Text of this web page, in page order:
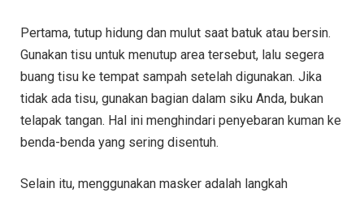
Pertama, tutup hidung dan mulut saat batuk atau bersin.
Gunakan tisu untuk menutup area tersebut, lalu segera
buang tisu ke tempat sampah setelah digunakan. Jika
tidak ada tisu, gunakan bagian dalam siku Anda, bukan
telapak tangan. Hal ini menghindari penyebaran kuman ke
benda-benda yang sering disentuh.
Selain itu, menggunakan masker adalah langkah